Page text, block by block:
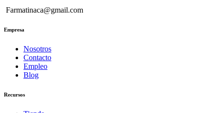
Farmatinaca@gmail.com
Empresa
Nosotros
Contacto
Empleo
Blog
Recursos